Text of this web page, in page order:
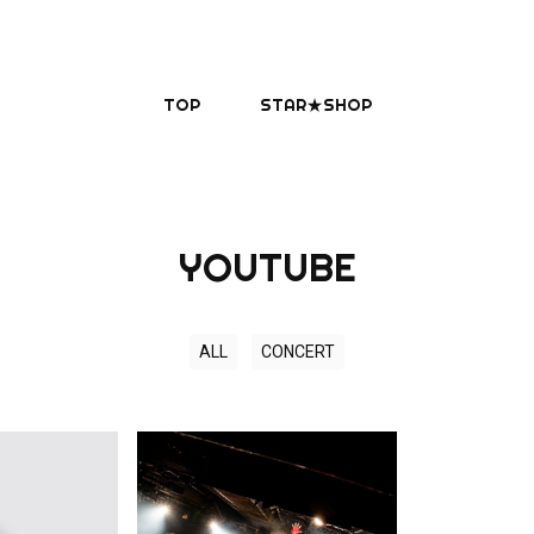
TOP STAR★SHOP
YOUTUBE
ALL CONCERT